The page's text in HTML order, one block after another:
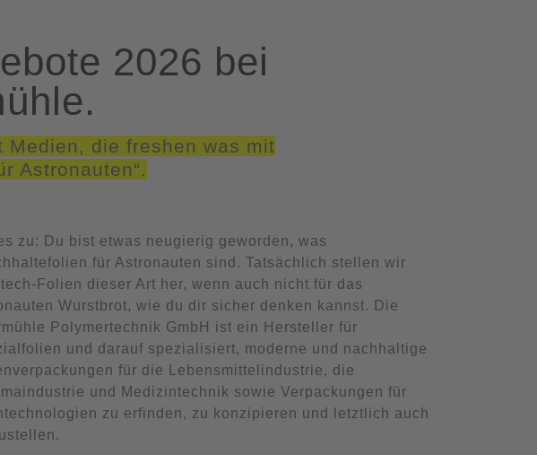
2026 bei
Medien, die freshen was mit
Astronauten“.
zu: Du bist etwas neugierig geworden, was
für Astronauten sind. Tatsächlich stellen wir
Folien dieser Art her, wenn auch nicht für das
Wurstbrot, wie du dir sicher denken kannst. Die
Polymertechnik GmbH ist ein Hersteller für
und darauf spezialisiert, moderne und nachhaltige
für die Lebensmittelindustrie, die
und Medizintechnik sowie Verpackungen für
zu erfinden, zu konzipieren und letztlich auch